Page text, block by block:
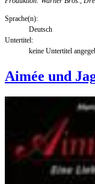
Sprache(n):
Deutsch
Untertitel:
keine Untertitel
Aimée und